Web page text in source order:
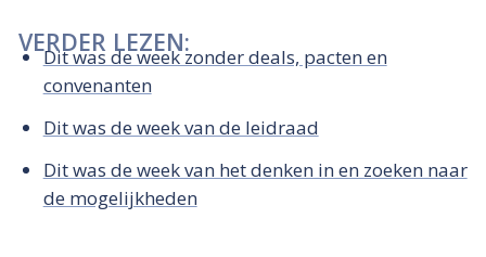
VERDER LEZEN:
Dit was de week zonder deals, pacten en
convenanten
Dit was de week van de leidraad
Dit was de week van het denken in en zoeken naar
de mogelijkheden